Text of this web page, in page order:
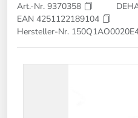
Art.-Nr. 9370358
EAN 4251122189104
Hersteller-Nr.